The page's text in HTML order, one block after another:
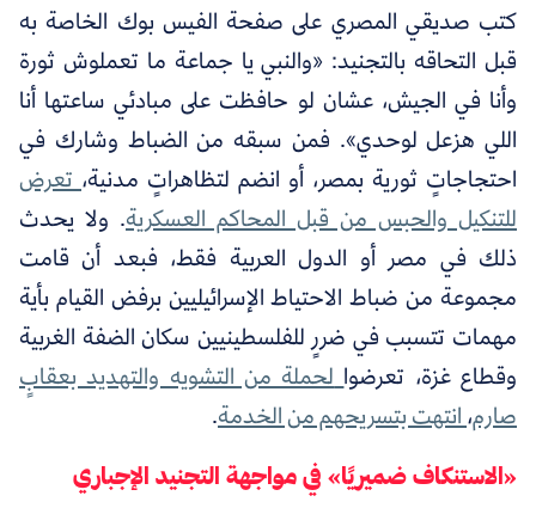
كتب صديقي المصري على صفحة الفيس بوك الخاصة به
قبل التحاقه بالتجنيد: «والنبي يا جماعة ما تعملوش ثورة
وأنا في الجيش، عشان لو حافظت على مبادئي ساعتها أنا
اللي هزعل لوحدي». فمن سبقه من الضباط وشارك في
احتجاجاتٍ ثورية بمصر، أو انضم لتظاهراتٍ مدنية، تعرض
للتنكيل والحبس من قبل المحاكم العسكرية. ولا يحدث
ذلك في مصر أو الدول العربية فقط، فبعد أن قامت
مجموعة من ضباط الاحتياط الإسرائيليين برفض القيام بأية
مهمات تتسبب في ضررٍ للفلسطينيين سكان الضفة الغربية
وقطاع غزة، تعرضوا لحملة من التشويه والتهديد بعقابٍ
صارم،انتهت بتسريحهم من الخدمة.
«الاستنكاف ضميريًا» في مواجهة التجنيد الإجباري